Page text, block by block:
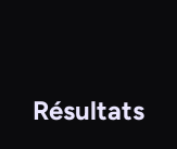
Résultats